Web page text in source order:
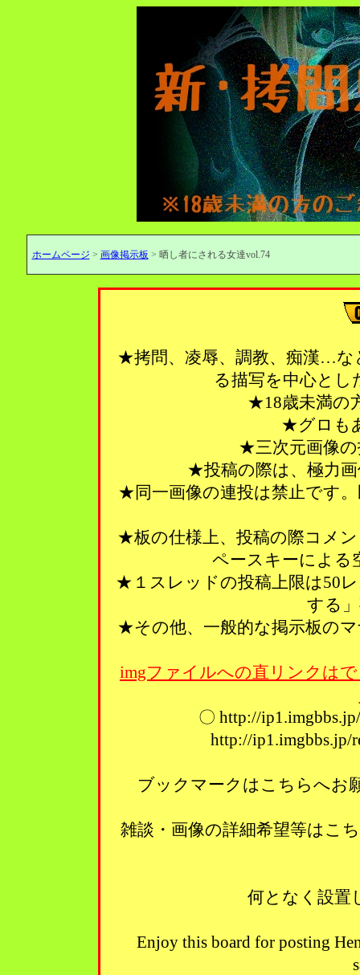
ホームページ > 画像掲示板 > 晒し者にされる女達vol.74
★拷問、凌辱、調教、痴漢…な
る描写を中心とし
★18歳未満の
★グロも
★三次元画像
★投稿の際は、極力
★同一画像の連投は禁止です
★板の仕様上、投稿の際コメ
ペースキーによる
★１スレッドの投稿上限は50
する
★その他、一般的な掲示板の
imgファイルへの直リンクは
〇 http://
http://
ブックマークはこちらへ
雑談・画像の詳細希望等は
何となく設
Enjoy this board for posting